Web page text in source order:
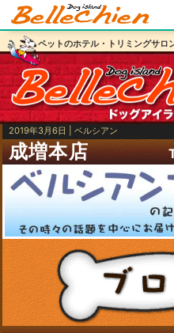
ペットのホテル・トリミン
2019年3月6日 | ベルシアン
成増本店